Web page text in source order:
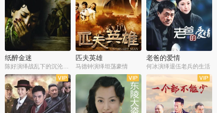
纸醉金迷 匹夫英雄
马德钟演绎坦荡豪情
老爸的爱情
何冰演绎退伍老兵的生活
全40集
全33集 全36集